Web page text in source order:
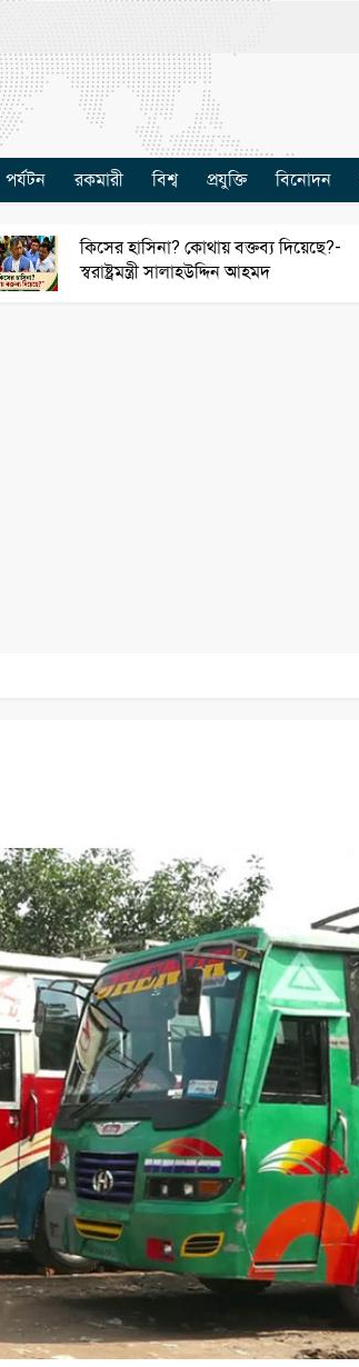
পর্যটন রকমারী বিশ্ব প্রযুক্তি বিনোদন
কিসের হাসিনা? কোথায় বক্তব্য দিয়েছে?-
স্বরাষ্ট্রমন্ত্রী সালাহউদ্দিন আহমদ